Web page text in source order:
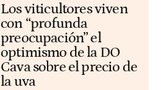
Los viticultores viven
con “profunda
preocupación” el
optimismo de la DO
Cava sobre el precio de
la uva